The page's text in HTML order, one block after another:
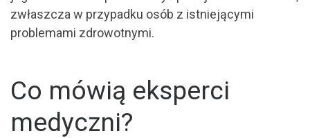
zwłaszcza w przypadku osób z istniejącymi
problemami zdrowotnymi.
Co mówią eksperci
medyczni?